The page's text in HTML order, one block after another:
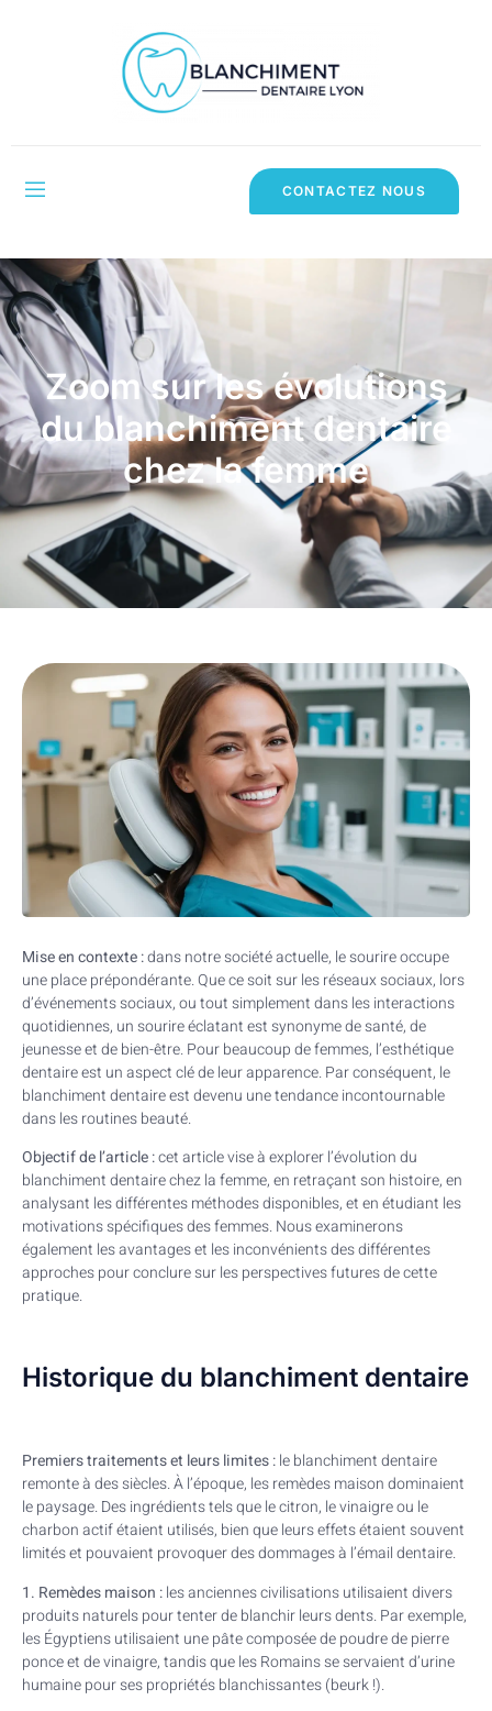
CONTACTEZ NOUS
Zoom sur les évolutions
du blanchiment dentaire
chez la femme
Mise en contexte :dans notre société actuelle, le sourire occupe
une place prépondérante. Que ce soit sur les réseaux sociaux, lors
d’événements sociaux, ou tout simplement dans les interactions
quotidiennes, un sourire éclatant est synonyme de santé, de
jeunesse et de bien-être. Pour beaucoup de femmes, l’esthétique
dentaire est un aspect clé de leur apparence. Par conséquent, le
blanchiment dentaire est devenu une tendance incontournable
dans les routines beauté.
Objectif de l’article :cet article vise à explorer l’évolution du
blanchiment dentaire chez la femme, en retraçant son histoire, en
analysant les différentes méthodes disponibles, et en étudiant les
motivations spécifiques des femmes. Nous examinerons
également les avantages et les inconvénients des différentes
approches pour conclure sur les perspectives futures de cette
pratique.
Historique du blanchiment dentaire
Premiers traitements et leurs limites :le blanchiment dentaire
remonte à des siècles. À l’époque, les remèdes maison dominaient
le paysage. Des ingrédients tels que le citron, le vinaigre ou le
charbon actif étaient utilisés, bien que leurs effets étaient souvent
limités et pouvaient provoquer des dommages à l’émail dentaire.
1. Remèdes maison :les anciennes civilisations utilisaient divers
produits naturels pour tenter de blanchir leurs dents. Par exemple,
les Égyptiens utilisaient une pâte composée de poudre de pierre
ponce et de vinaigre, tandis que les Romains se servaient d’urine
humaine pour ses propriétés blanchissantes (beurk !).